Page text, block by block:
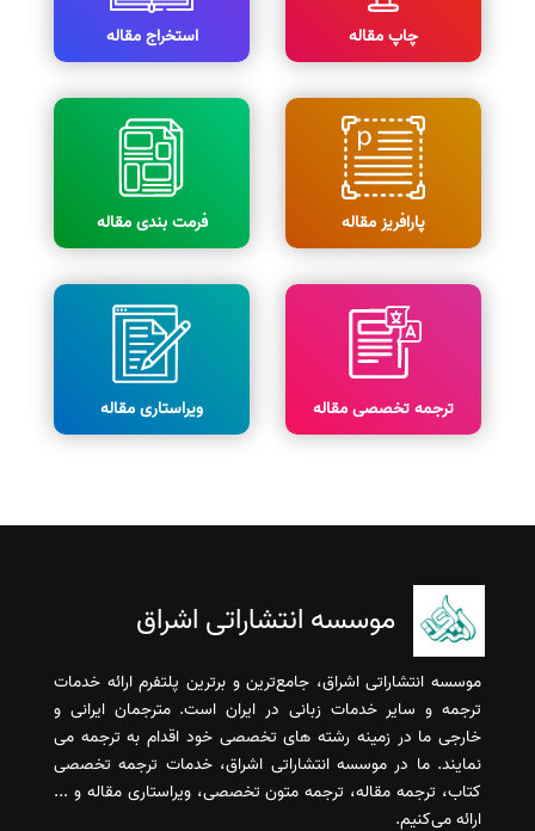
چاپ مقاله استخراج مقاله
پارافریز مقاله فرمت بندی مقاله
ترجمه تخصصی مقاله ویراستاری مقاله
موسسه انتشاراتی اشراق
موسسه انتشاراتی اشراق، جامع‌ترین و برترین پلتفرم ارائه خدمات
ترجمه و سایر خدمات زبانی در ایران است. مترجمان ایرانی و
خارجی ما در زمینه رشته های تخصصی خود اقدام به ترجمه می
نمایند. ما در موسسه انتشاراتی اشراق، خدمات ترجمه تخصصی
کتاب، ترجمه مقاله، ترجمه متون تخصصی، ویراستاری مقاله و ...
ارائه می‌کنیم.